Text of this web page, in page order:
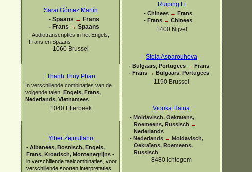
Sarai Gómez Martín
- Spaans → Frans
- Frans → Spaans
-Audiotranscripties in het Engels,
Frans en Spaans
1060 Brussel
Thanh Thuy Phan
In verschillende combinaties van de
volgende talen: Engels, Frans,
Nederlands, Vietnamees
1040 Etterbeek
Ylber Zejnullahu
- Albanees, Bosnisch, Engels,
Frans, Kroatisch, Montenegrijns -
in verschillende taalcombinaties, voor
verschillende soorten interpretaties
Ruiping Li
- Chinees → Frans
- Frans → Chinees
1400 Nijvel
Stela Asparouhova
- Bulgaars, Portugees → Frans
- Frans → Bulgaars, Portugees
1190 Brussel
Viorika Haina
- Moldavisch, Oekraïens,
Roemeens, Russisch →
Nederlands
- Nederlands → Moldavisch,
Oekraïens, Roemeens,
Russisch
8480 Ichtegem